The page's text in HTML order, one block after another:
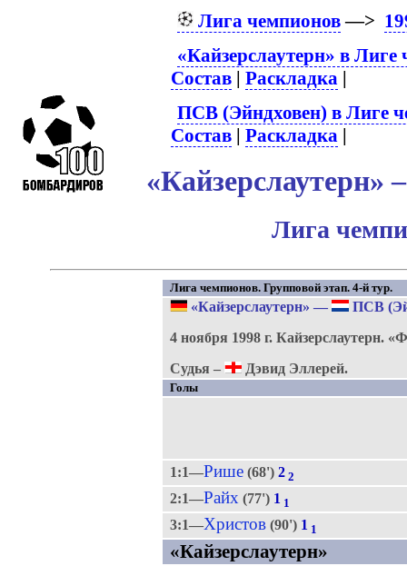
Лига чемпионов—>
«Кайзерслаутерн» в Лиге
Состав |Раскладка |
ПСВ (Эйндховен) в Лиге
Состав |Раскладка |
Лига
Лига чемпионов. Групповой этап. 4-й тур.
«Кайзерслаутерн» —
ПСВ
4 ноября 1998 г. Кайзерслаутерн.
Судья –
Дэвид Эллерей.
Голы
1:1—Рише(68') 2 2
2:1—Райх (77') 1 1
3:1—Христов(90') 1 1
«Кайзерслаутерн»